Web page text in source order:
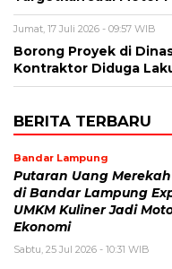
Jumat, 17 Juli 2026 - 09:57 WIB
Borong Proyek di
Kontraktor Diduga
BERITA TERBARU
Bandar Lampung
Putaran Uang Merekah
di Bandar Lampung
UMKM Kuliner Jadi
Ekonomi
Sabtu, 25 Jul 2026 - 10:31 WIB